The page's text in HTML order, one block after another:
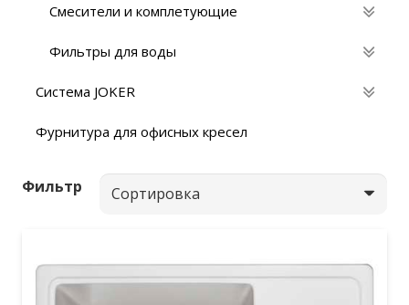
Смесители и комплетующие
Фильтры для воды
Система JOKER
Фурнитура для офисных кресел
Фильтр